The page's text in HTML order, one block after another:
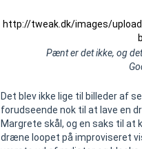
http://tweak.dk/images/
Pænt er det ikke, og
Det blev ikke lige til billeder af
forudseende nok til at lave en
Margrete skål, og en saks til at
dræne loopet på improviseret